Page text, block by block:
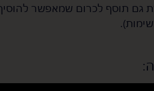
גם תוסף לכרום שמאפשר